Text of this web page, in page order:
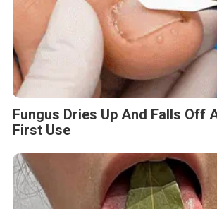
Fungus Dries Up And Falls Off
First Use